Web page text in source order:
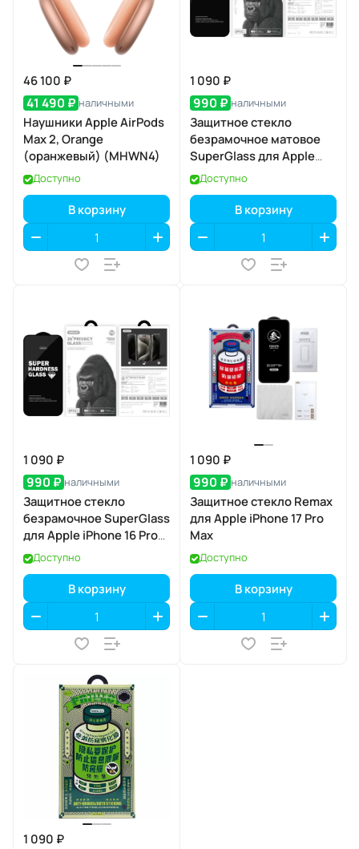
46 100 ₽
41 490 ₽ наличными
Наушники Apple AirPods
Max 2, Orange
(оранжевый) (MHWN4)
Доступно
В корзину
1 090 ₽
990 ₽ наличными
Защитное стекло
безрамочное матовое
SuperGlass для Apple
iPhone 17 Air
Доступно
В корзину
1 090 ₽
990 ₽ наличными
Защитное стекло
безрамочное SuperGlass
для Apple iPhone 16 Pro
Max / 17 Pro Max
Доступно
В корзину
1 090 ₽
990 ₽ наличными
Защитное стекло Remax
для Apple iPhone 17 Pro
Max
Доступно
В корзину
1 090 ₽